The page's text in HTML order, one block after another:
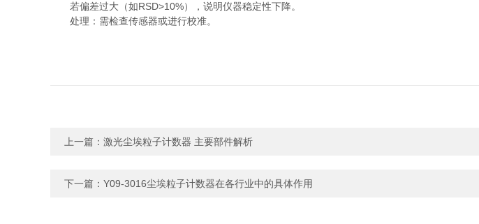
若偏差过大（如RSD>10%），说明仪器稳定性下降。
处理：需检查传感器或进行校准。
上一篇： 激光尘埃粒子计数器 主要部件解析
下一篇： Y09-3016尘埃粒子计数器在各行业中的具体作用